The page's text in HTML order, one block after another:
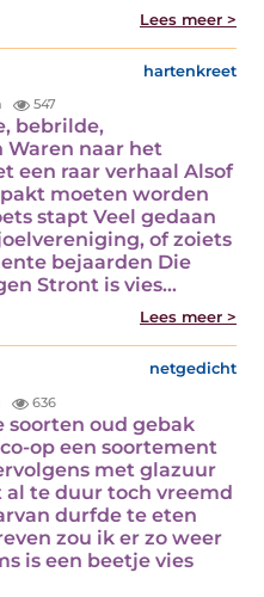
Lees meer >
hartenkreet
547
bebrilde,
Waren naar het
een raar verhaal Alsof
moeten worden
stapt Veel gedaan
of zoiets
bejaarden Die
Stront is vies…
Lees meer >
netgedicht
636
soorten oud gebak
op een soortement
met glazuur
te duur toch vreemd
durfde te eten
zou ik er zo weer
is een beetje vies